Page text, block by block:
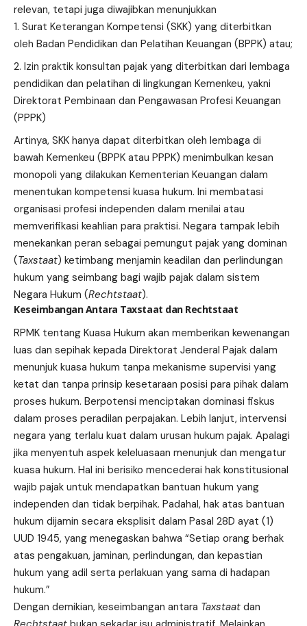
relevan, tetapi juga diwajibkan menunjukkan
Surat Keterangan Kompetensi (SKK) yang diterbitkan
oleh Badan Pendidikan dan Pelatihan Keuangan (BPPK) atau;
Izin praktik konsultan pajak yang diterbitkan dari lembaga
pendidikan dan pelatihan di lingkungan Kemenkeu, yakni
Direktorat Pembinaan dan Pengawasan Profesi Keuangan
(PPPK)
Artinya, SKK hanya dapat diterbitkan oleh lembaga di
bawah Kemenkeu (BPPK atau PPPK) menimbulkan kesan
monopoli yang dilakukan Kementerian Keuangan dalam
menentukan kompetensi kuasa hukum. Ini membatasi
organisasi profesi independen dalam menilai atau
memverifikasi keahlian para praktisi. Negara tampak lebih
menekankan peran sebagai pemungut pajak yang dominan
(Taxstaat) ketimbang menjamin keadilan dan perlindungan
hukum yang seimbang bagi wajib pajak dalam sistem
Negara Hukum (Rechtstaat).
Keseimbangan Antara Taxstaat dan Rechtstaat
RPMK tentang Kuasa Hukum akan memberikan kewenangan
luas dan sepihak kepada Direktorat Jenderal Pajak dalam
menunjuk kuasa hukum tanpa mekanisme supervisi yang
ketat dan tanpa prinsip kesetaraan posisi para pihak dalam
proses hukum. Berpotensi menciptakan dominasi fiskus
dalam proses peradilan perpajakan. Lebih lanjut, intervensi
negara yang terlalu kuat dalam urusan hukum pajak. Apalagi
jika menyentuh aspek keleluasaan menunjuk dan mengatur
kuasa hukum. Hal ini berisiko mencederai hak konstitusional
wajib pajak untuk mendapatkan bantuan hukum yang
independen dan tidak berpihak. Padahal, hak atas bantuan
hukum dijamin secara eksplisit dalam Pasal 28D ayat (1)
UUD 1945, yang menegaskan bahwa “Setiap orang berhak
atas pengakuan, jaminan, perlindungan, dan kepastian
hukum yang adil serta perlakuan yang sama di hadapan
hukum.”
Dengan demikian, keseimbangan antara Taxstaat dan